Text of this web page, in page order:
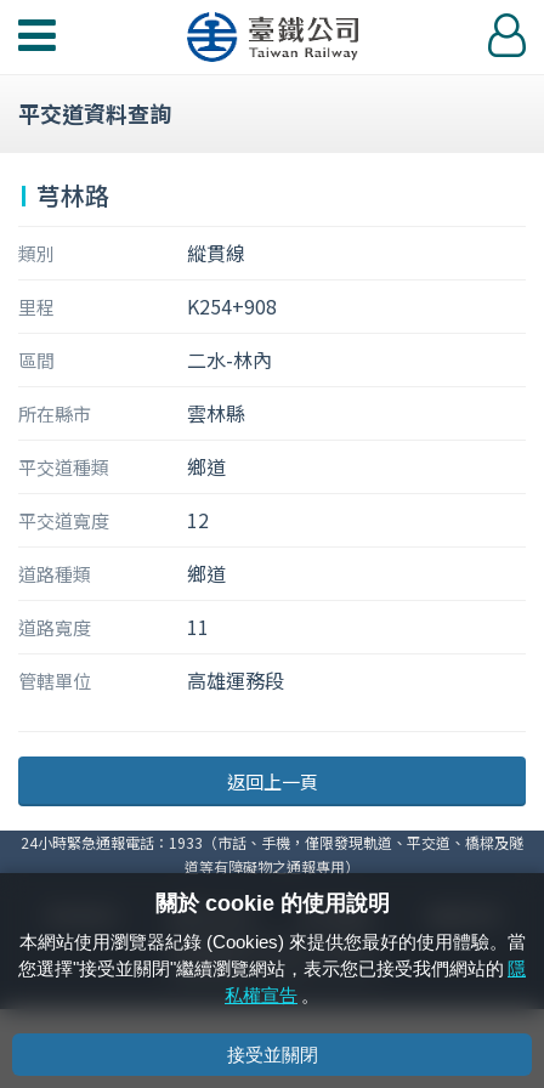
功
選
登
入
平交道資料查詢
芎林路
類別 縱貫線
里程 K254+908
區間 二水-林內
所在縣市 雲林縣
平交道種類 鄉道
平交道寬度 12
道路種類 鄉道
道路寬度 11
管轄單位 高雄運務段
返回上一頁
24小時緊急通報電話：1933（市話、手機，僅限發現軌道、平交道、橋樑及隧
道等有障礙物之通報專用）
資通安全政策 著作權聲明
國營臺灣鐵路股份有限公司 © 版權所有
本頁產生時間： 2026/08/07 23:54:33
關於 cookie 的使用說明
本網站使用瀏覽器紀錄 (Cookies) 來提供您最好的使用體驗。當
您選擇"接受並關閉"繼續瀏覽網站，表示您已接受我們網站的 隱
私權宣告 。
接受並關閉